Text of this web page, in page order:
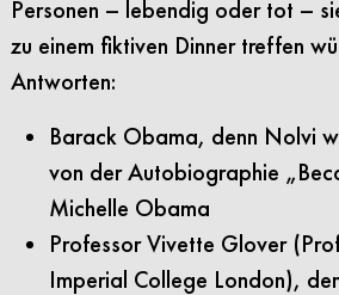
Personen – lebendig oder tot –
zu einem fiktiven Dinner treffen
Antworten:
Barack Obama, denn Nolvi
von der Autobiographie
Michelle Obama
Professor Vivette Glover
Imperial College London),